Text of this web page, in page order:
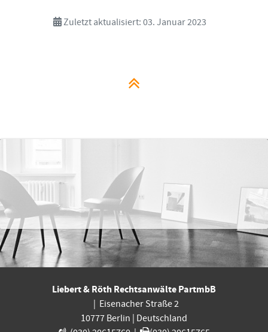
Zuletzt aktualisiert: 03. Januar 2023
Liebert & Röth Rechtsanwälte PartmbB
Eisenacher Straße 2
10777 Berlin
Deutschland